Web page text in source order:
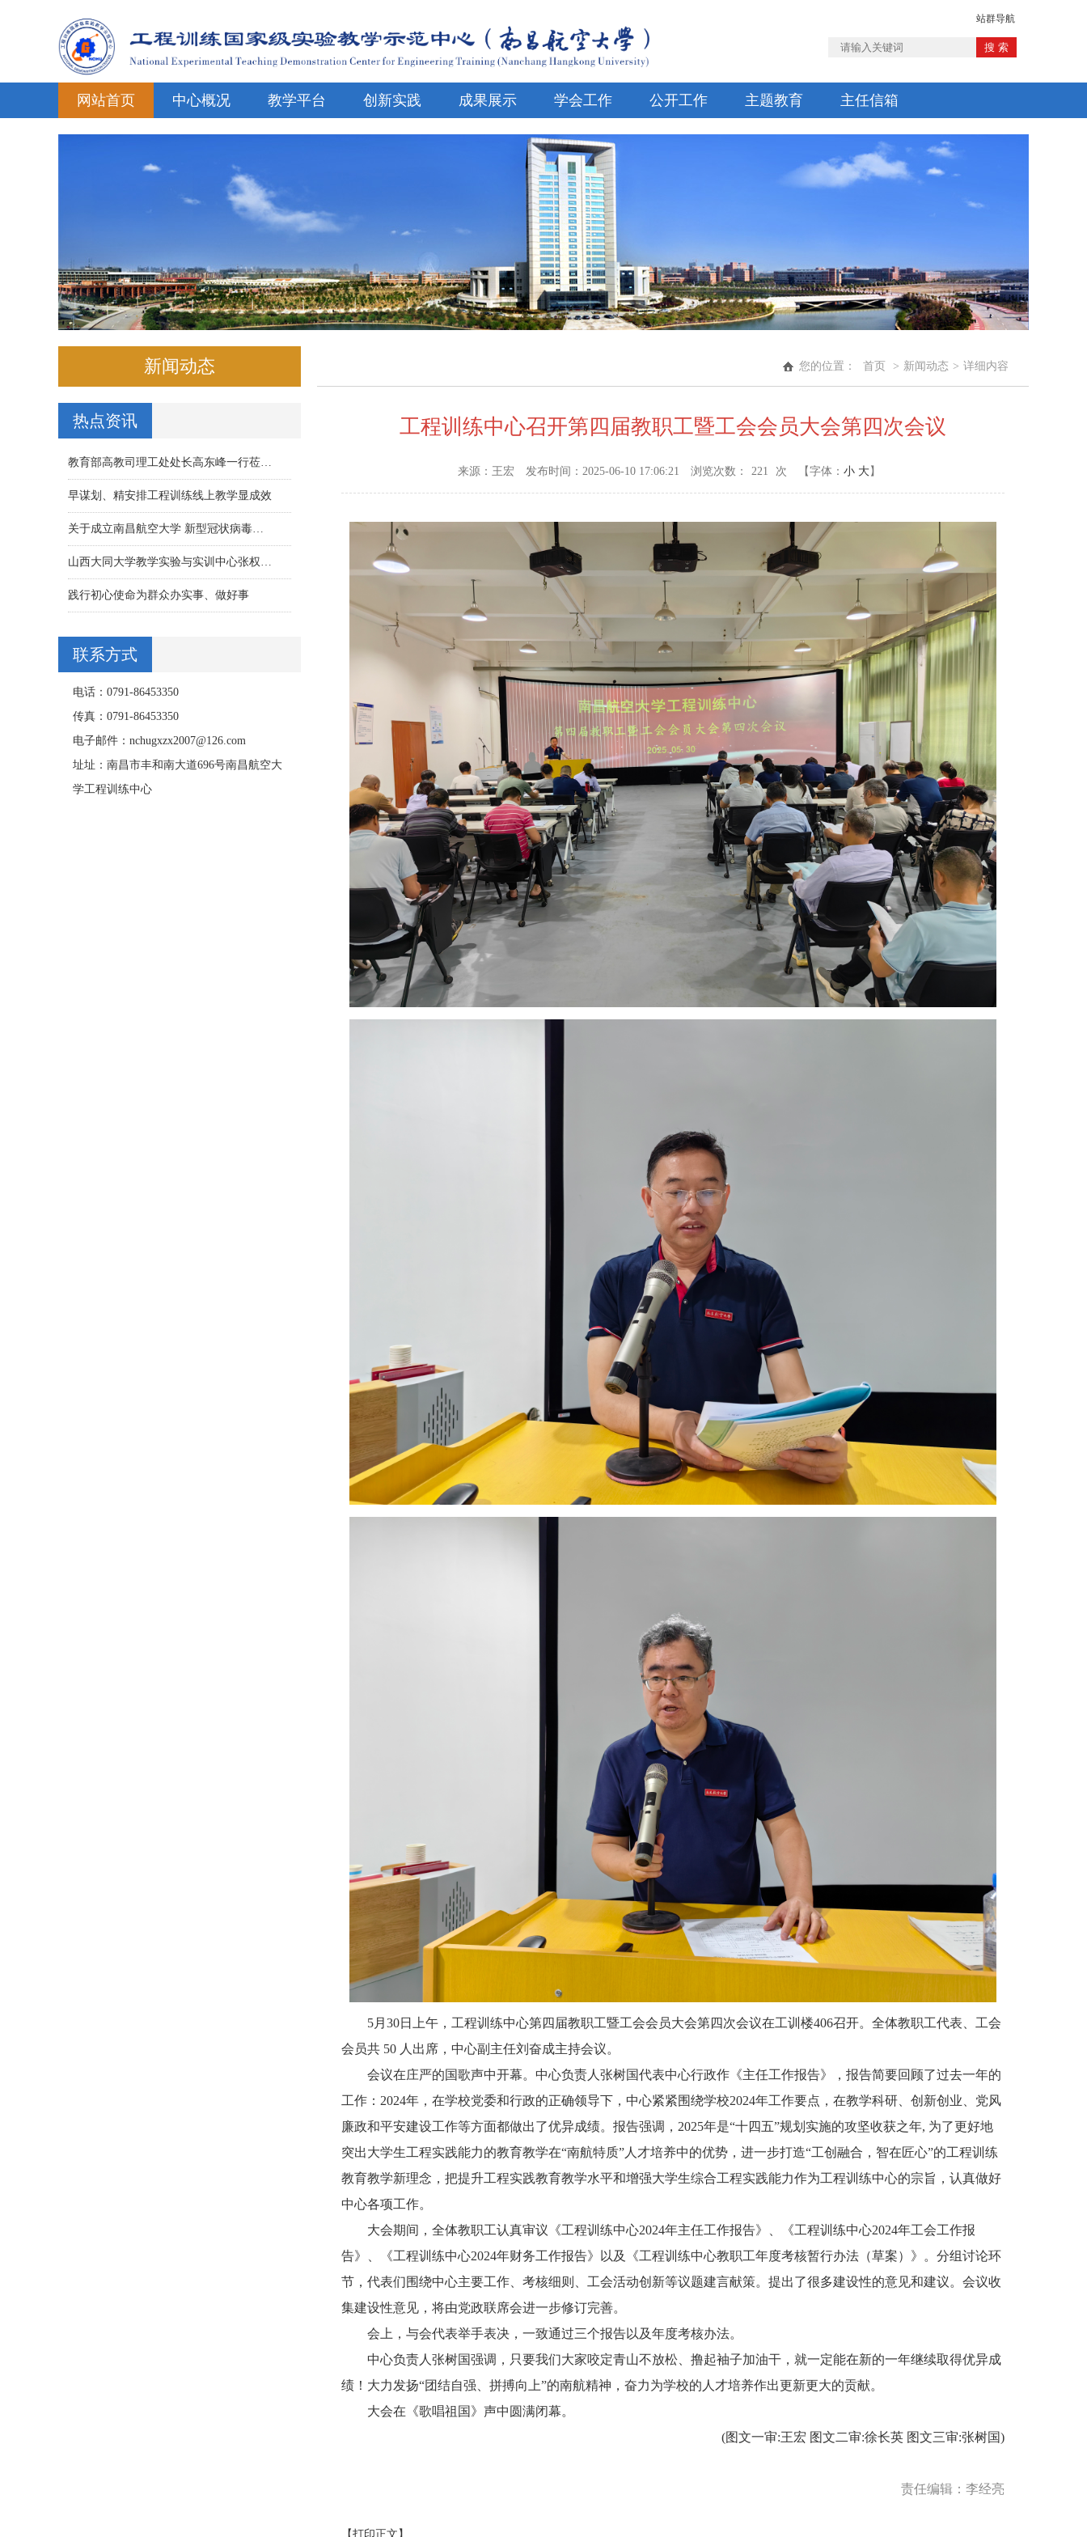
站群导航
网站首页 中心概况 教学平台 创新实践 成果展示 学会工作 公开工作 主题教育 主任信箱
新闻动态
热点资讯
教育部高教司理工处处长高东峰一行莅…
早谋划、精安排工程训练线上教学显成效
关于成立南昌航空大学 新型冠状病毒…
山西大同大学教学实验与实训中心张权…
践行初心使命为群众办实事、做好事
联系方式
电话：0791-86453350
传真：0791-86453350
电子邮件：nchugxzx2007@126.com
址址：南昌市丰和南大道696号南昌航空大
学工程训练中心
您的位置： 首页 > 新闻动态 > 详细内容
工程训练中心召开第四届教职工暨工会会员大会第四次会议
来源：王宏 发布时间：2025-06-10 17:06:21 浏览次数： 221 次 【字体： 小 大】
5月30日上午，工程训练中心第四届教职工暨工会会员大会第四次会议在工训楼406召开。全体教职工代表、工会
会员共 50 人出席，中心副主任刘奋成主持会议。
会议在庄严的国歌声中开幕。中心负责人张树国代表中心行政作《主任工作报告》，报告简要回顾了过去一年的
工作：2024年，在学校党委和行政的正确领导下，中心紧紧围绕学校2024年工作要点，在教学科研、创新创业、党风
廉政和平安建设工作等方面都做出了优异成绩。报告强调，2025年是“十四五”规划实施的攻坚收获之年, 为了更好地
突出大学生工程实践能力的教育教学在“南航特质”人才培养中的优势，进一步打造“工创融合，智在匠心”的工程训练
教育教学新理念，把提升工程实践教育教学水平和增强大学生综合工程实践能力作为工程训练中心的宗旨，认真做好
中心各项工作。
大会期间，全体教职工认真审议《工程训练中心2024年主任工作报告》、《工程训练中心2024年工会工作报
告》、《工程训练中心2024年财务工作报告》以及《工程训练中心教职工年度考核暂行办法（草案）》。分组讨论环
节，代表们围绕中心主要工作、考核细则、工会活动创新等议题建言献策。提出了很多建设性的意见和建议。会议收
集建设性意见，将由党政联席会进一步修订完善。
会上，与会代表举手表决，一致通过三个报告以及年度考核办法。
中心负责人张树国强调，只要我们大家咬定青山不放松、撸起袖子加油干，就一定能在新的一年继续取得优异成
绩！大力发扬“团结自强、拼搏向上”的南航精神，奋力为学校的人才培养作出更新更大的贡献。
大会在《歌唱祖国》声中圆满闭幕。
(图文一审:王宏 图文二审:徐长英 图文三审:张树国)
责任编辑：李经亮
【打印正文】